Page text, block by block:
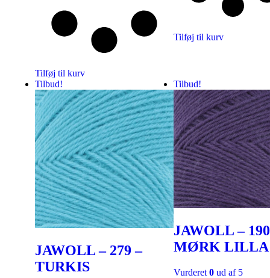
Tilføj til kurv
Tilføj til kurv
Tilbud!
JAWOLL – 279 –
TURKIS
Tilbud!
JAWOLL –
MØRK LILLA
Vurderet 0 ud af 5